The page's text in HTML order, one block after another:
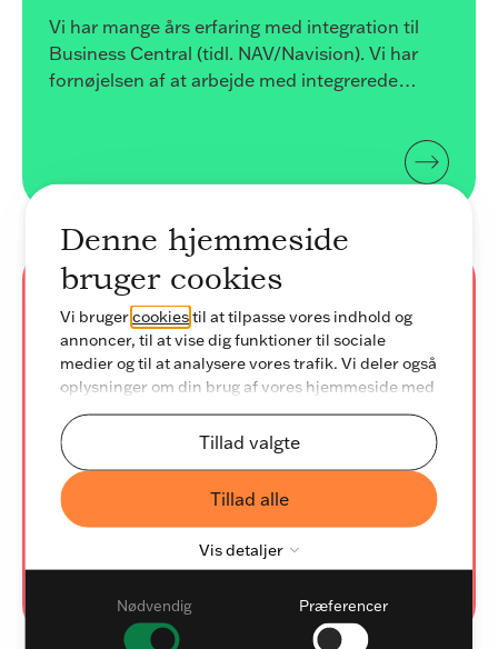
Denne hjemmeside
bruger cookies
Vi brugercookiestil at tilpasse vores indhold og
annoncer, til at vise dig funktioner til sociale
medier og til at analysere vores trafik. Vi deler også
oplysninger om din brug af vores hjemmeside med
vores partnere inden for sociale medier,
annonceringspartnere og analysepartnere. Vores
partnere kan kombinere disse data med andre
oplysninger, du har givet dem, eller som de har
indsamlet fra din brug af deres tjenester.
Tillad valgte
Tillad alle
Vis detaljer
Nødvendig
Nødvendig Præferencer
Vi har mange års erfaring med integration til
Business Central (tidl. NAV/Navision). Vi har
fornøjelsen af at arbejde med integrerede
E-commerce
B2B webshopi DynamicWeb
twoday leverer B2B webshop med integration
til ERP og PIM til detailkæder,
indkøbsforeninger, grossister og producenter.